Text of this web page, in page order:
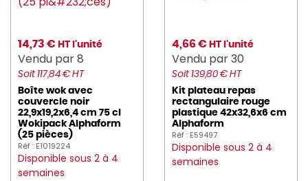
14,73 € HT l'unité
Vendu par 8
Soit 117,84 € HT
Boîte wok avec
couvercle noir
22,9x19,2x6,4 cm 75 cl
Wokipack Alphaform
(25 pièces)
Réf : E1019224
Disponible sous 2 à 4
semaines
4,66 € HT l'unité
Vendu par 30
Soit 139,80 € HT
Kit plateau repas
rectangulaire rouge
plastique 42x32,6x6 cm
Alphaform
Réf : E59497
Disponible sous 2 à 4
semaines